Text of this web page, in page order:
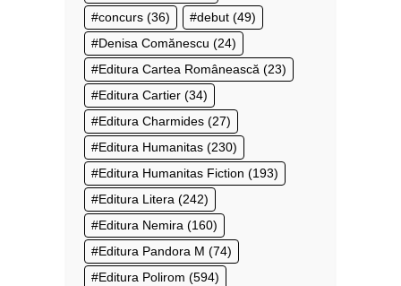
concurs (36) debut (49)
Denisa Comănescu (24)
Editura Cartea Românească (23)
Editura Cartier (34)
Editura Charmides (27)
Editura Humanitas (230)
Editura Humanitas Fiction (193)
Editura Litera (242)
Editura Nemira (160)
Editura Pandora M (74)
Editura Polirom (594)